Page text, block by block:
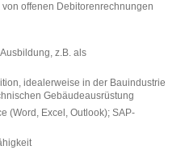
offenen Debitorenrechnungen
z.B. als
idealerweise in der Bauindustrie
Gebäudeausrüstung
(Word, Excel, Outlook); SAP-